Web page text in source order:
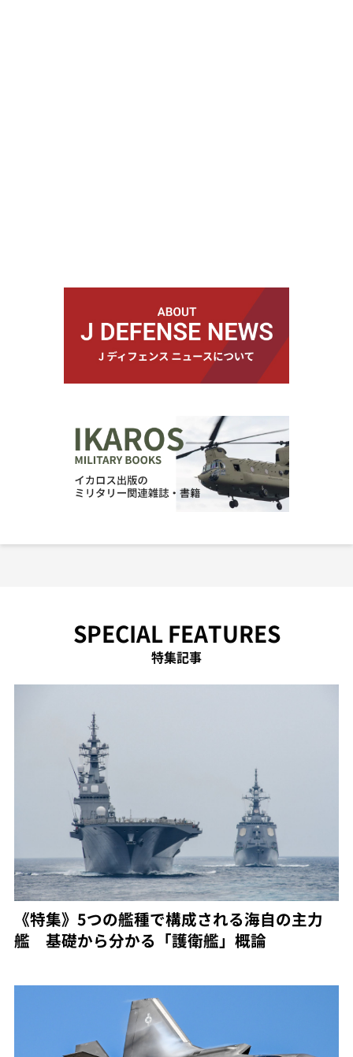
SPECIAL FEATURES
特集記事
《特集》5つの艦種で構成される海自の主力
艦 基礎から分かる「護衛艦」概論